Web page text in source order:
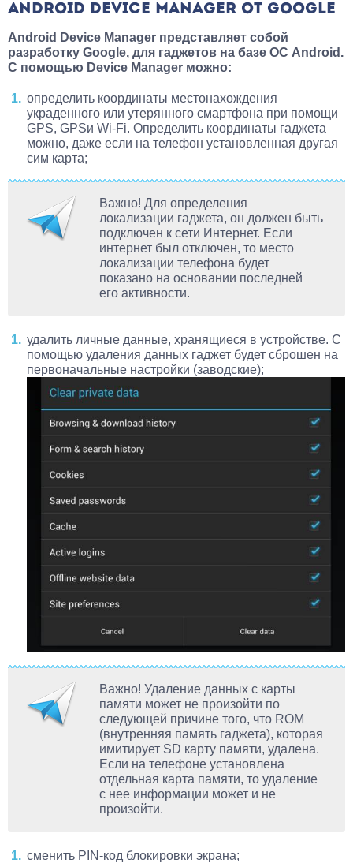
ANDROID DEVICE MANAGER ОТ GOOGLE
Android Device Manager представляет собой
разработку Google, для гаджетов на базе ОС Android.
С помощью Device Manager можно:
определить координаты местонахождения
украденного или утерянного смартфона при помощи
GPS, GPSи Wi-Fi. Определить координаты гаджета
можно, даже если на телефон установленная другая
сим карта;
Важно! Для определения
локализации гаджета, он должен быть
подключен к сети Интернет. Если
интернет был отключен, то место
локализации телефона будет
показано на основании последней
его активности.
удалить личные данные, хранящиеся в устройстве. С
помощью удаления данных гаджет будет сброшен на
первоначальные настройки (заводские);
Важно! Удаление данных с карты
памяти может не произойти по
следующей причине того, что ROM
(внутренняя память гаджета), которая
имитирует SD карту памяти, удалена.
Если на телефоне установлена
отдельная карта памяти, то удаление
с нее информации может и не
произойти.
сменить PIN-код блокировки экрана;